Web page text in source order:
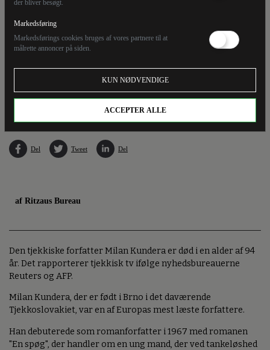
der bliver besøgt.
Markedsføring
Markedsførings cookies bruges af vores partnere til at
målrette annoncer på siden.
KUN NØDVENDIGE
ACCEPTER ALLE
1975 til Frankrig. (Arkivfoto).
Del Tweet Del
af Ritzaus Bureau
Den tjekkiske forfatter Milan Kundera er død i en alder af 94
år. Det rapporterer tjekkisk tv ifølge nyhedsbureauerne
Reuters og AFP.
Milan Kundera, der er født i Brno i det daværende
Tjekkoslovakiet, var en af Europas mest læste forfattere.
Han debuterede som romanforfatter i 1967 med romanen
"En spøg", der handler om en ung mand, der ved tankeløshed